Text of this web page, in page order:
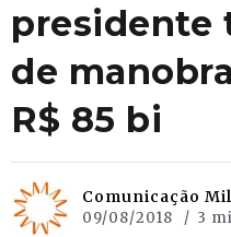
presidente
de
R$ 85 bi
Comunicação
09/08/2018 3